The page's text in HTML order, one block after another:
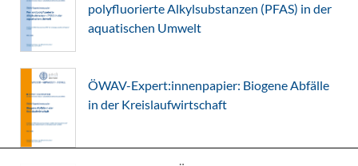
polyfluorierte Alkylsubstanzen (PFAS) in der
aquatischen Umwelt
ÖWAV-Expert:innenpapier: Biogene Abfälle
in der Kreislaufwirtschaft